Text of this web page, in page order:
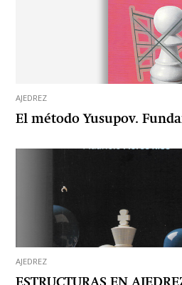
AJEDREZ
El método Yusupov.
AJEDREZ